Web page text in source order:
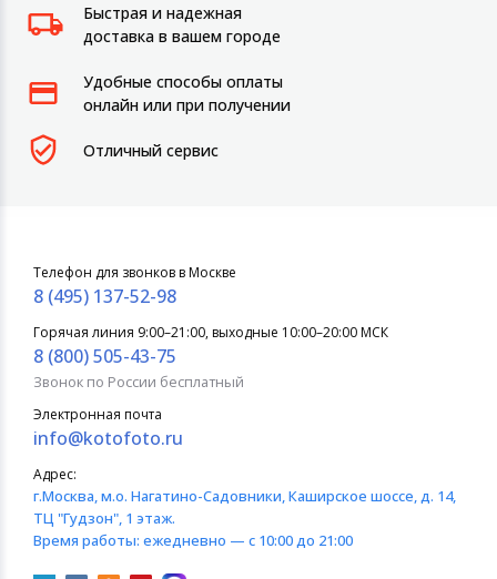
Быстрая и надежная
доставка в вашем городе
Удобные способы оплаты
онлайн или при получении
Отличный сервис
Телефон для звонков в Москве
8 (495) 137-52-98
Горячая линия 9:00–21:00, выходные 10:00–20:00 МСК
8 (800) 505-43-75
Звонок по России бесплатный
Электронная почта
info@kotofoto.ru
Адрес:
г.Москва, м.о. Нагатино-Садовники, Каширское шоссе, д. 14,
ТЦ "Гудзон", 1 этаж.
Время работы: ежедневно — с 10:00 до 21:00